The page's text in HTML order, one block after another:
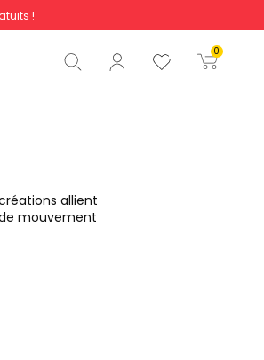
!
0
0,00 €
la commande
allient
mouvement